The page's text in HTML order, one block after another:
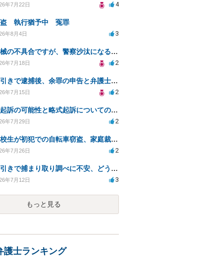
年7月22日 4
執行猶予中 冤罪
年8月4日 3
機械の不具合ですが、警察沙汰になる事はありますか？
年7月18日 2
万引きで逮捕後、余罪の申告と弁護士相談のタイミングは？
年7月15日 2
不起訴の可能性と略式起訴についての相談
年7月29日 2
高校生が初犯での自転車窃盗、家庭裁判所の処分は？
年7月26日 2
万引きで捕まり取り調べに不安、どう答えるべきか？
年7月12日 3
もっと見る
護士ランキング